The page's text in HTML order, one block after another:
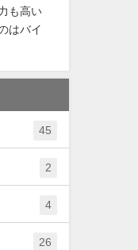
も高い
はバイ
45
2
4
26